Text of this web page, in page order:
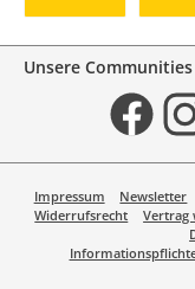
Unsere Communities
Facebook
Impressum Newsletter
Widerrufsrecht
Vertrag